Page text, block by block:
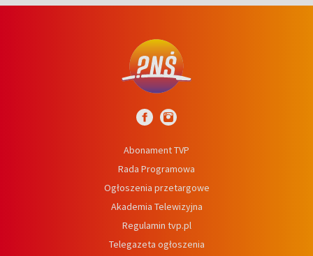
Abonament TVP
Rada Programowa
Ogłoszenia przetargowe
Akademia Telewizyjna
Regulamin tvp.pl
Telegazeta ogłoszenia